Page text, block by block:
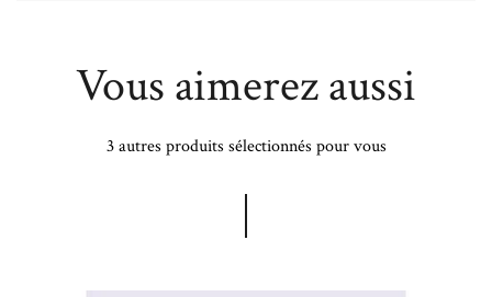
Vous aimerez aussi
3 autres produits sélectionnés pour vous